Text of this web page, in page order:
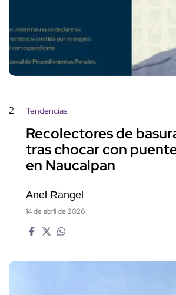
2 Tendencias
Recolectores de
tras chocar con
en Naucalpan
Anel Rangel
14 de abril de 2026